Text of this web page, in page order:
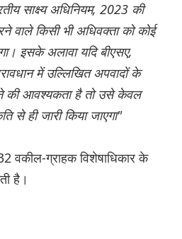
साक्ष्य अधिनियम, 2023 की
वाले किसी भी अधिवक्ता को कोई
इसके अलावा यदि बीएसए,
में उल्लिखित अपवादों के
की आवश्यकता है तो उसे केवल
से ही जारी किया जाएगा"
वकील-ग्राहक विशेषाधिकार के
है।